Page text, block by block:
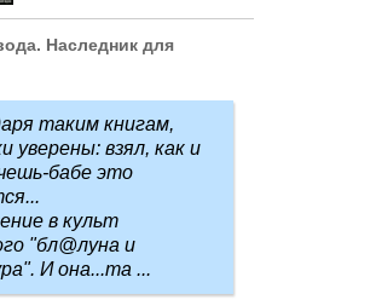
Наследник для
таким книгам,
уверены: взял, как и
бабе это
в культ
"бл@луна и
И она...та ...